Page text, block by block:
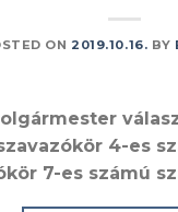
ON 2019.10.16. BY
4-es
7-es számú